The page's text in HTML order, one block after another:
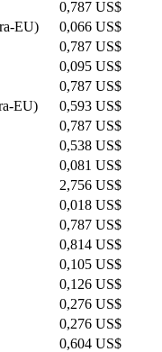
0,787 US$
EU)
0,066 US$
0,787 US$
0,095 US$
0,787 US$
EU)
0,593 US$
0,787 US$
0,538 US$
0,081 US$
2,756 US$
0,018 US$
0,787 US$
0,814 US$
0,105 US$
0,126 US$
0,276 US$
0,276 US$
0,604 US$